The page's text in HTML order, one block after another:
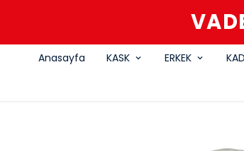
Anasayfa KASK ERKEK